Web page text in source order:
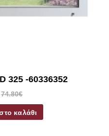
325 -60336352
74.80€
καλάθι